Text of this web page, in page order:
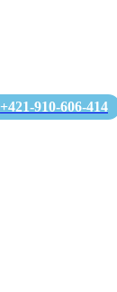
+421-910-606-414